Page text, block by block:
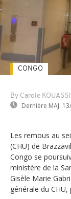
By Carole KOUASSI
Dernière MAJ:
CONGO
Les remous au
(CHU) de
Congo se
ministère de la
Gisèle Marie
générale du